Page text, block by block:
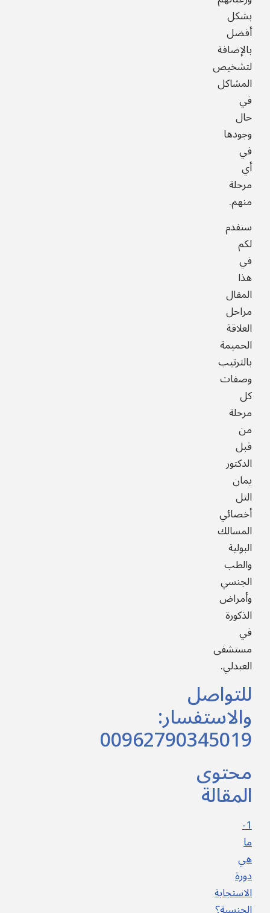
بشكل
أفضل
بالإضافة
لتشخيص
المشاكل
في
حال
وجودها
في
أي
مرحلة
منهم.
سنفدم
لكم
في
هذا
المقال
مراحل
العلاقة
الحميمة
بالترتيب
وصفات
كل
مرحلة
من
قبل
الدكتور
يمان
التل
أخصائي
المسالك
البولية
والطب
الجنسي
وأمراض
الذكورة
في
مستشفى
العبدلي.
للتواصل
والاستفسار:
00962790345019
محتوى
المقالة
1-
ما
هي
دورة
الاستجابة